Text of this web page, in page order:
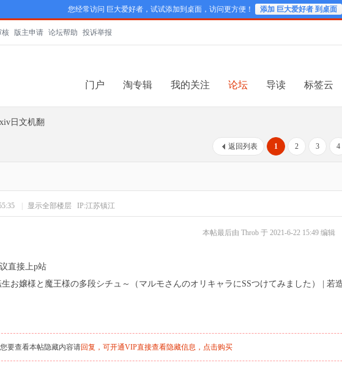
您经常访问 巨大爱好者，试试添加到桌面，访问更方便！ 添加 巨大爱好者 到桌面
核 版主申请 论坛帮助 投诉举报
门户 淘专辑 我的关注 论坛 导读 标签云
日文机翻
1 2 3 4
返回列表
显示全部楼层 IP:江苏镇江
本帖最后由 Throb 于 2021-6-22 15:49 编辑
直接上p站
お嬢様と魔王様の多段シチュ～（マルモさんのオリキャラにSSつけてみました） | 若
要查看本帖隐藏内容请回复，可开通VIP直接查看隐藏信息， 点击购买